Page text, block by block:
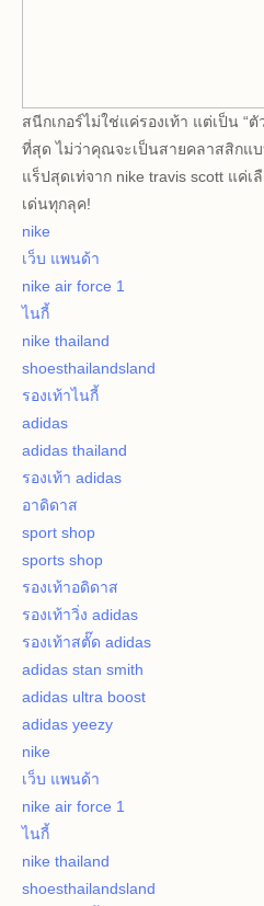
สนีกเกอร์ไม่ใช่แค่รองเท้า แต่เป็น
ที่สุด ไม่ว่าคุณจะเป็นสายคลาสสิกแบ
แร็ปสุดเท่จาก nike travis scott แค่
เด่นทุกลุค!
nike
เว็บ แพนด้า
nike air force 1
ไนกี้
nike thailand
shoesthailandsland
รองเท้าไนกี้
adidas
adidas thailand
รองเท้า adidas
อาดิดาส
sport shop
sports shop
รองเท้าอดิดาส
รองเท้าวิ่ง adidas
รองเท้าสตั๊ด adidas
adidas stan smith
adidas ultra boost
adidas yeezy
nike
เว็บ แพนด้า
nike air force 1
ไนกี้
nike thailand
shoesthailandsland